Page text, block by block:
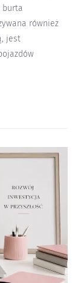
burta
również
jest